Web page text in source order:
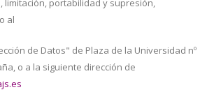
limitación, portabilidad y supresión,
al
de Datos" de Plaza de la Universidad nº
o a la siguiente dirección de